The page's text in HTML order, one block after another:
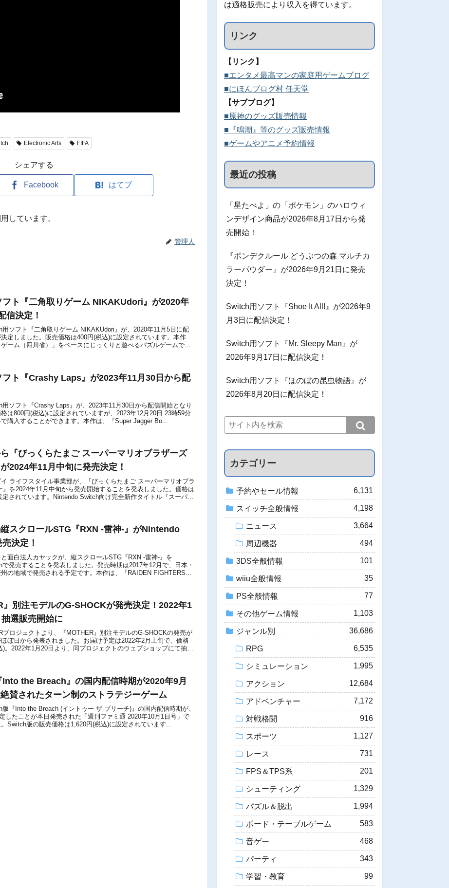
Electronic Arts FIFA
シェアする
Facebook はてブ
しています。
管理人
ト『二角取りゲーム NIKAKUdori』が2020年
信決定！
用ソフト『二角取りゲーム NIKAKUdori』が、2020年11月5日に配
定しました。販売価格は400円(税込)に設定されています。本作
ーム（四川省）」をベースにじっくりと遊べるパズルゲームで
ト『Crashy Laps』が2023年11月30日から配
用ソフト『Crashy Laps』が、2023年11月30日から配信開始となり
は800円(税込)に設定されていますが、2023年12月20日 23時59分
購入することができます。本作は、『Super Jagger Bo...
『びっくらたまご スーパーマリオブラザーズ
2024年11月中旬に発売決定！
ライフスタイル事業部が、『びっくらたまご スーパーマリオブラ
』を2024年11月中旬から発売開始することを発表しました。価格は
定されています。Nintendo Switch向け完全新作タイトル『スーパー
スクロールSTG『RXN -雷神-』がNintendo
決定！
面白法人カヤックが、縦スクロールSTG『RXN -雷神-』を
で発売することを発表しました。発売時期は2017年12月で、日本・
の地域で発売される予定です。本作は、『RAIDEN FIGHTERS
』別注モデルのG-SHOCKが発売決定！2022年1
選販売開始に
プロジェクトより、『MOTHER』別注モデルのG-SHOCKの発売が
ぼ日から発表されました。お届け予定は2022年2月上旬で、価格
)。2022年1月20日より、同プロジェクトのウェブショップにて抽選
the Breach』の国内配信時期が2020年9月
賛されたターン制のストラテジーゲーム
版『Into the Breach (イントゥー ザ ブリーチ)』の国内配信時期が、
したことが本日発売された「週刊ファミ通 2020年10月1日号」で
Switch版の販売価格は1,620円(税込)に設定されています...
は適格販売により収入を得ています。
リンク
【リンク】
■エンタメ最高マンの家庭用ゲームブログ
■にほんブログ村 任天堂
【サブブログ】
■原神のグッズ販売情報
■『鳴潮』等のグッズ販売情報
■ゲームやアニメ予約情報
最近の投稿
「星たべよ」の「ポケモン」のハロウィ
ンデザイン商品が2026年8月17日から発
売開始！
『ポンデクルール どうぶつの森 マルチカ
ラーパウダー』が2026年9月21日に発売
決定！
Switch用ソフト『Shoe It All!』が2026年9
月3日に配信決定！
Switch用ソフト『Mr. Sleepy Man』が
2026年9月17日に配信決定！
Switch用ソフト『ほのぼの昆虫物語』が
2026年8月20日に配信決定！
カテゴリー
予約やセール情報 6,131
スイッチ全般情報 4,198
ニュース 3,664
周辺機器 494
3DS全般情報 101
wiiu全般情報 35
PS全般情報 77
その他ゲーム情報 1,103
ジャンル別 36,686
RPG 6,535
シミュレーション 1,995
アクション 12,684
アドベンチャー 7,172
対戦格闘 916
スポーツ 1,127
レース 731
FPS＆TPS系 201
シューティング 1,329
パズル＆脱出 1,994
ボード・テーブルゲーム 583
音ゲー 468
パーティ 343
学習・教育 99